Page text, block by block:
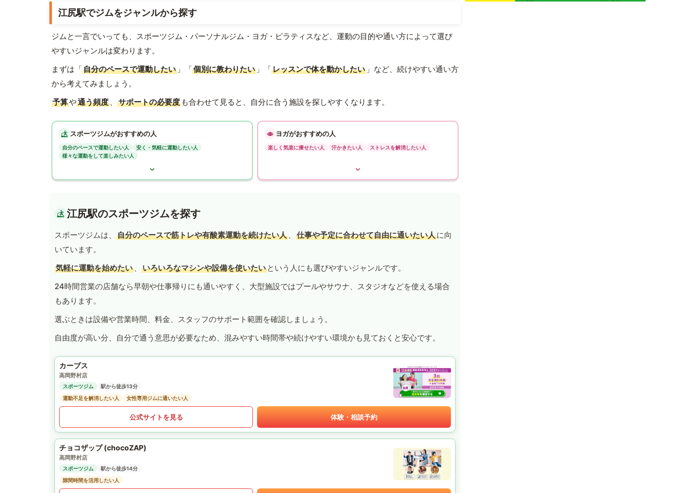
江尻駅でジムをジャンルから探す
ジムと一言でいっても、スポーツジム・パーソナルジム・ヨガ・ピラティスなど、運動の目的や通い方によって選び
やすいジャンルは変わります。
まずは「自分のペースで運動したい 」「個別に教わりたい 」「レッスンで体を動かしたい 」など、続けやすい通い方
から考えてみましょう。
予算や通う頻度 、 サポートの必要度 も合わせて見ると、自分に合う施設を探しやすくなります。
スポーツジムがおすすめの人
自分のペースで運動したい人
安く・気軽に運動したい人
様々な運動をして楽しみたい人
ヨガがおすすめの人
楽しく気楽に痩せたい人 汗かきたい人 ストレスを解消したい人
江尻駅のスポーツジムを探す
スポーツジムは、 自分のペースで筋トレや有酸素運動を続けたい人 、 仕事や予定に合わせて自由に通いたい人に向
いています。
気軽に運動を始めたい 、 いろいろなマシンや設備を使いたい という人にも選びやすいジャンルです。
24時間営業の店舗なら早朝や仕事帰りにも通いやすく、大型施設ではプールやサウナ、スタジオなどを使える場合
もあります。
選ぶときは設備や営業時間、料金、スタッフのサポート範囲を確認しましょう。
自由度が高い分、自分で通う意思が必要なため、混みやすい時間帯や続けやすい環境かも見ておくと安心です。
カーブス
高岡野村店
スポーツジム
駅から徒歩13分
運動不足を解消したい人
女性専用ジムに通いたい人
公式サイトを見る 体験・相談予約
チョコザップ (chocoZAP)
高岡野村店
スポーツジム
駅から徒歩14分
隙間時間を活用したい人